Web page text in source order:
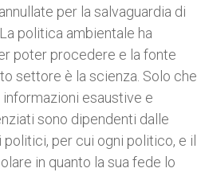
per la salvaguardia di
politica ambientale ha
poter procedere e la fonte
settore è la scienza. Solo che
informazioni esaustive e
sono dipendenti dalle
per cui ogni politico, e il
in quanto la sua fede lo